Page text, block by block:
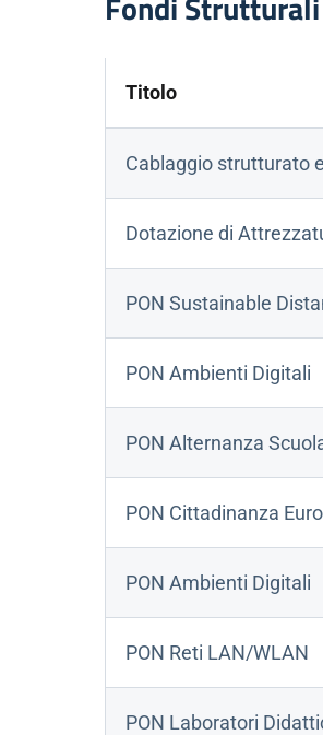
Titolo
Cablaggio strutturato
Dotazione di
PON Sustainable
PON Ambienti Digitali
PON Alternanza
PON Cittadinanza
PON Ambienti Digitali
PON Reti LAN/WLAN
PON Laboratori